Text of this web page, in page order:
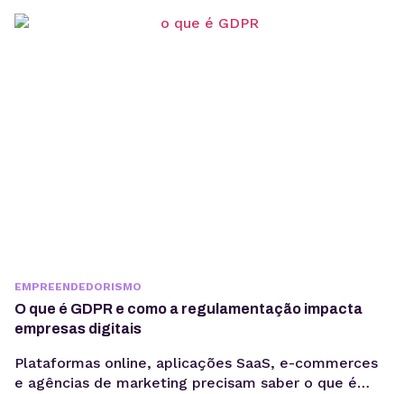
com maior potencial para campanhas promocionais e
EMPREENDEDORISMO
O que é GDPR e como a regulamentação impacta
empresas digitais
Plataformas online, aplicações SaaS, e-commerces
e agências de marketing precisam saber o que é